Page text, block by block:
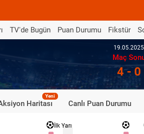
TV'de Bugün Puan Durumu Fikstür
19.05.2025
Maç
4 - 0
Haritası
Yeni
Canlı Puan Durumu
İlk Yarı